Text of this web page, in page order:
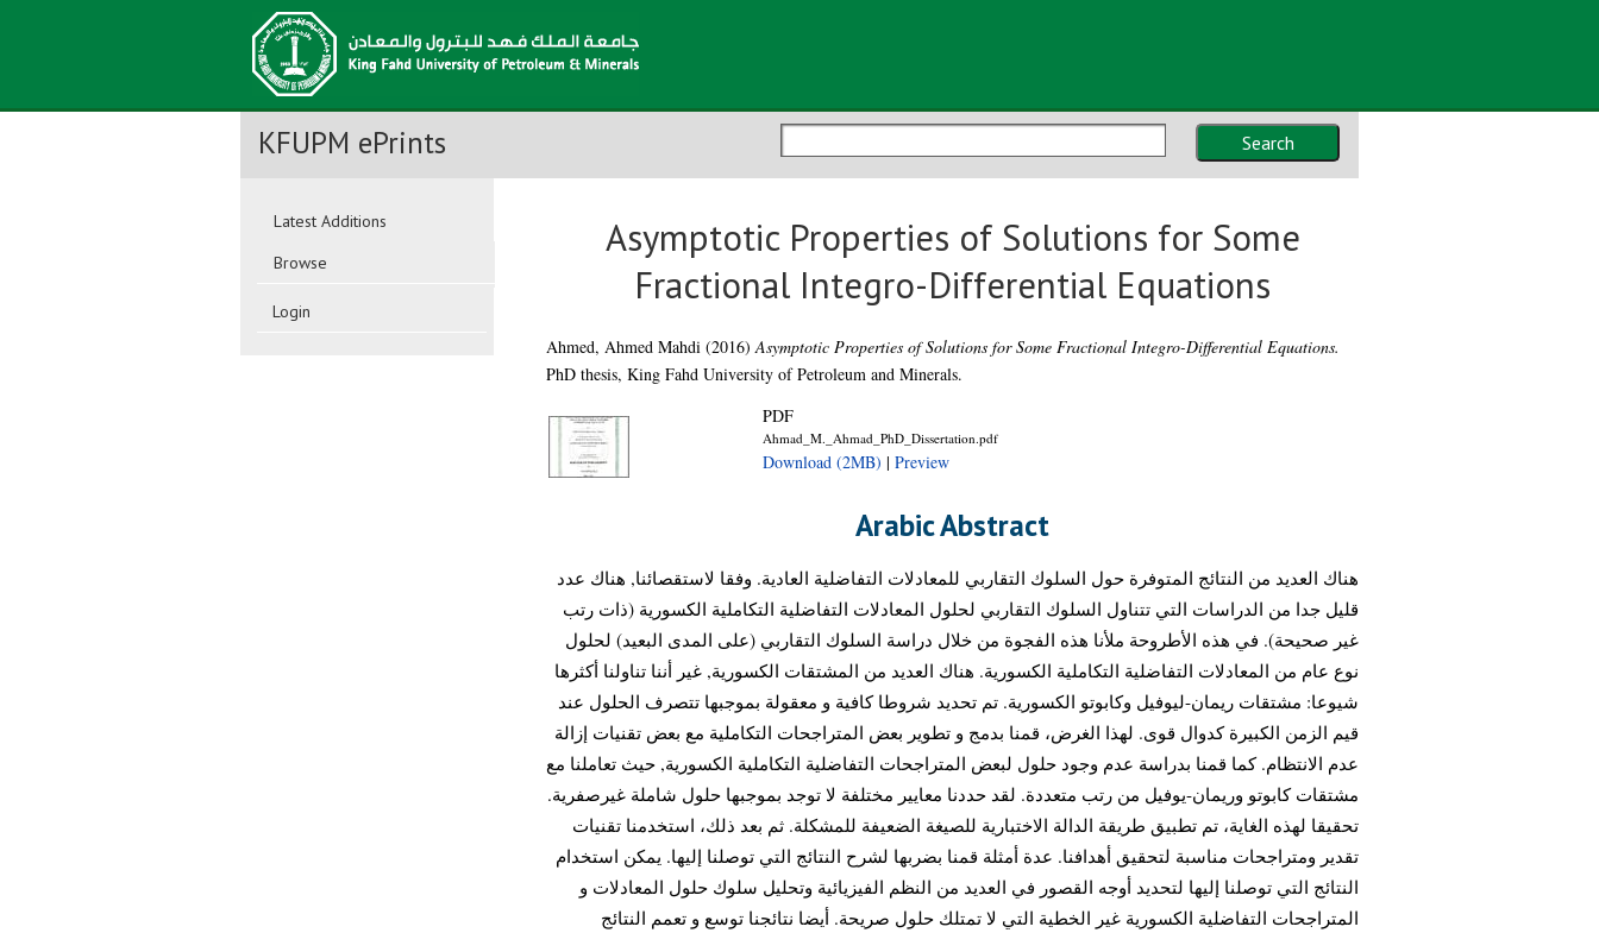
Search
KFUPM ePrints
Latest Additions
Browse
Login
Asymptotic Properties of Solutions for Some
Fractional Integro-Differential Equations
Ahmed, Ahmed Mahdi(2016)Asymptotic Properties of Solutions for Some Fractional Integro-Differential Equations.
PhD thesis, King Fahd University of Petroleum and Minerals.
PDF
Ahmad_M._Ahmad_PhD_Dissertation.pdf
Download (2MB) | Preview
Arabic Abstract
هناك العديد من النتائج المتوفرة حول السلوك التقاربي للمعادلات التفاضلية العادية. وفقا لاستقصائنا, هناك عدد
قليل جدا من الدراسات التي تتناول السلوك التقاربي لحلول المعادلات التفاضلية التكاملية الكسورية (ذات رتب
غير صحيحة). في هذه الأطروحة ملأنا هذه الفجوة من خلال دراسة السلوك التقاربي (على المدى البعيد) لحلول
نوع عام من المعادلات التفاضلية التكاملية الكسورية. هناك العديد من المشتقات الكسورية, غير أننا تناولنا أكثرها
شيوعا: مشتقات ريمان-ليوفيل وكابوتو الكسورية. تم تحديد شروطا كافية و معقولة بموجبها تتصرف الحلول عند
قيم الزمن الكبيرة كدوال قوى. لهذا الغرض، قمنا بدمج و تطوير بعض المتراجحات التكاملية مع بعض تقنيات إزالة
عدم الانتظام. كما قمنا بدراسة عدم وجود حلول لبعض المتراجحات التفاضلية التكاملية الكسورية, حيث تعاملنا مع
مشتقات كابوتو وريمان-يوفيل من رتب متعددة. لقد حددنا معايير مختلفة لا توجد بموجبها حلول شاملة غيرصفرية.
تحقيقا لهذه الغاية، تم تطبيق طريقة الدالة الاختبارية للصيغة الضعيفة للمشكلة. ثم بعد ذلك، استخدمنا تقنيات
تقدير ومتراجحات مناسبة لتحقيق أهدافنا. عدة أمثلة قمنا بضربها لشرح النتائج التي توصلنا إليها. يمكن استخدام
النتائج التي توصلنا إليها لتحديد أوجه القصور في العديد من النظم الفيزيائية وتحليل سلوك حلول المعادلات و
المتراجحات التفاضلية الكسورية غير الخطية التي لا تمتلك حلول صريحة. أيضا نتائجنا توسع و تعمم النتائج